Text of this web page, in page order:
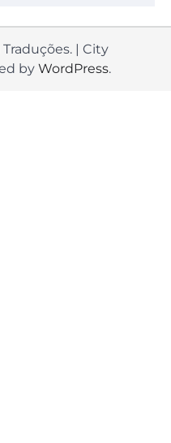
| City
by WordPress.